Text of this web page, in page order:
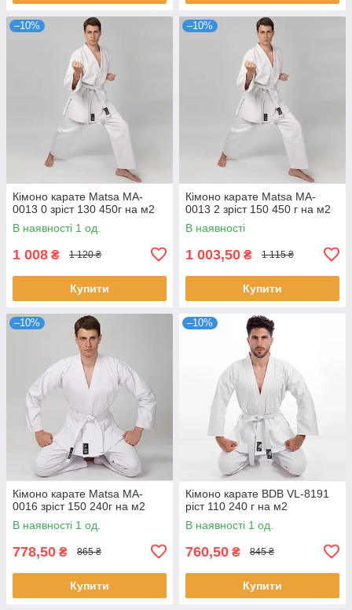
–10%
Кімоно карате Matsa MA-
0013 0 зріст 130 450г на м2
В наявності 1 од.
1 008 ₴ 1 120 ₴
Купити
–10%
Кімоно карате Matsa MA-
0013 2 зріст 150 450 г на м2
В наявності
1 003,50 ₴ 1 115 ₴
Купити
–10%
Кімоно карате Matsa MA-
0016 зріст 150 240г на м2
В наявності 1 од.
778,50 ₴ 865 ₴
Купити
–10%
Кімоно карате BDB VL-8191
ріст 110 240 г на м2
В наявності 1 од.
760,50 ₴ 845 ₴
Купити